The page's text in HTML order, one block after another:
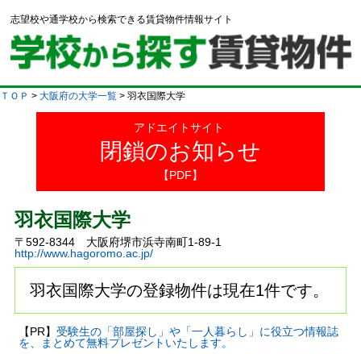
志望校や通学校から検索できる賃貸物件情報サイト
ＴＯＰ > 大阪府の大学一覧 > 羽衣国際大学
アドエイトサイト
閉鎖のお知らせ
【PDF】
羽衣国際大学
〒592-8344 大阪府堺市浜寺南町1-89-1
http://www.hagoromo.ac.jp/
羽衣国際大学の登録物件は現在1件です。
【PR】 受験生の「部屋探し」や「一人暮らし」に役立つ情報誌
を、まとめて無料プレゼントいたします。